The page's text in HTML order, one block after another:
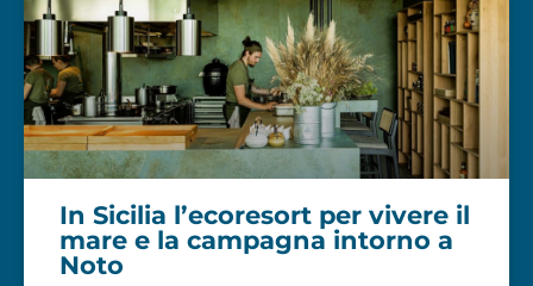
In Sicilia l’ecoresort per vivere il
mare e la campagna intorno a
Noto